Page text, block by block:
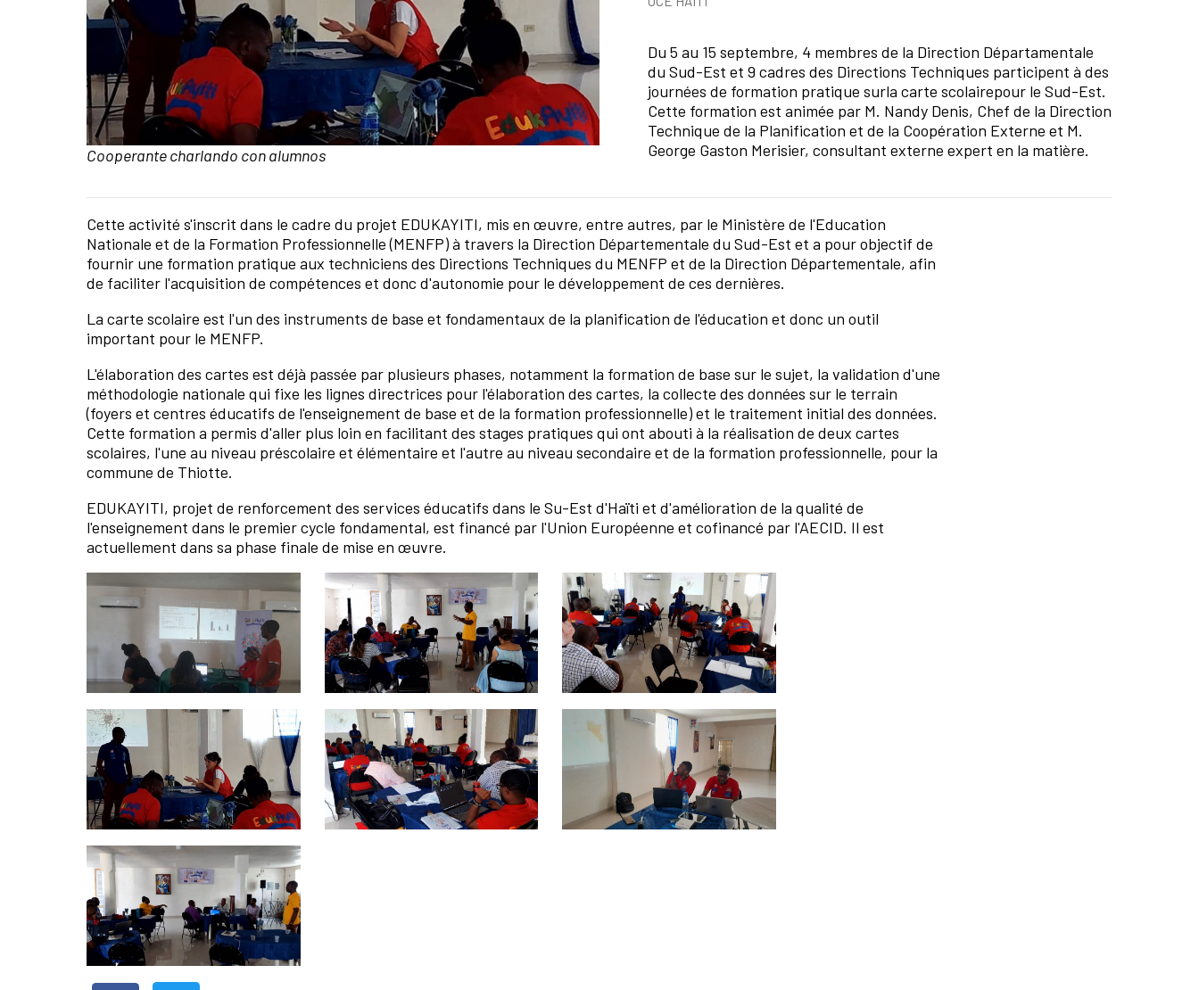
Pie de foto:
Cooperante charlando con alumnos
Du 5 au 15 septembre, 4 membres de la Direction Départamentale
du Sud-Est et 9 cadres des Directions Techniques participent à des
journées de formation pratique surla carte scolairepour le Sud-Est.
Cette formation est animée par M. Nandy Denis, Chef de la Direction
Technique de la Planification et de la Coopération Externe et M.
George Gaston Merisier, consultant externe expert en la matière.
Contenido de la noticia
Cette activité s'inscrit dans le cadre du projet EDUKAYITI, mis en œuvre, entre autres, par le Ministère de l'Education
Nationale et de la Formation Professionnelle (MENFP) à travers la Direction Départementale du Sud-Est et a pour objectif de
fournir une formation pratique aux techniciens des Directions Techniques du MENFP et de la Direction Départementale, afin
de faciliter l'acquisition de compétences et donc d'autonomie pour le développement de ces dernières.
La carte scolaire est l'un des instruments de base et fondamentaux de la planification de l'éducation et donc un outil
important pour le MENFP.
L'élaboration des cartes est déjà passée par plusieurs phases, notamment la formation de base sur le sujet, la validation d'une
méthodologie nationale qui fixe les lignes directrices pour l'élaboration des cartes, la collecte des données sur le terrain
(foyers et centres éducatifs de l'enseignement de base et de la formation professionnelle) et le traitement initial des données.
Cette formation a permis d'aller plus loin en facilitant des stages pratiques qui ont abouti à la réalisation de deux cartes
scolaires, l'une au niveau préscolaire et élémentaire et l'autre au niveau secondaire et de la formation professionnelle, pour la
commune de Thiotte.
EDUKAYITI, projet de renforcement des services éducatifs dans le Su-Est d'Haïti et d'amélioration de la qualité de
l'enseignement dans le premier cycle fondamental, est financé par l'Union Européenne et cofinancé par l'AECID. Il est
actuellement dans sa phase finale de mise en œuvre.